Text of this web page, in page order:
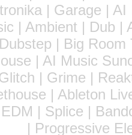
| Garage |
| Ambient | Dub
| Big
| AI Music
| Grime |
| Ableton
| Splice |
| Progressive